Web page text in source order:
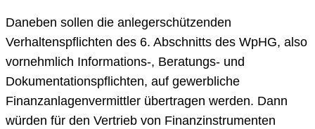
Daneben sollen die anlegerschützenden
Verhaltenspflichten des 6. Abschnitts des WpHG, also
vornehmlich Informations-, Beratungs- und
Dokumentationspflichten, auf gewerbliche
Finanzanlagenvermittler übertragen werden. Dann
würden für den Vertrieb von Finanzinstrumenten